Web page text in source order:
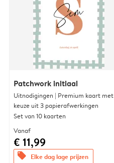
Patchwork initiaal
Uitnodigingen | Premium kaart met
keuze uit 3 papierafwerkingen
Set van 10 kaarten
Vanaf
€ 11,99
offers Elke dag lage prijzen